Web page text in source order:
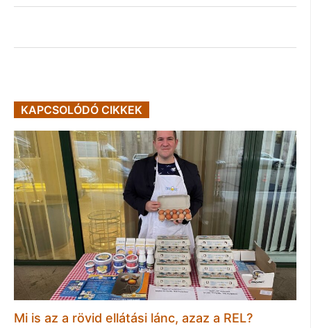
KAPCSOLÓDÓ CIKKEK
Mi is az a rövid ellátási lánc, azaz a REL?